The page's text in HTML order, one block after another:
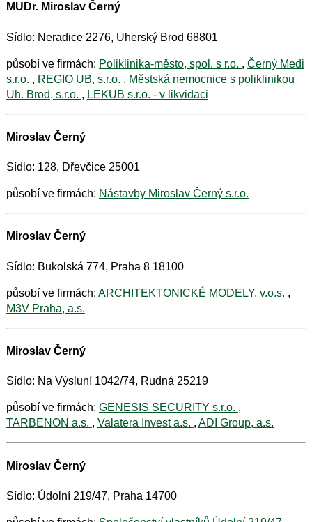
MUDr. Miroslav Černý
Sídlo: Neradice 2276, Uherský Brod 68801
působí ve firmách: Poliklinika-město, spol. s r.o. , Černý Medi
s.r.o. , REGIO UB, s.r.o. , Městská nemocnice s poliklinikou
Uh. Brod, s.r.o. , LEKUB s.r.o. - v likvidaci
Miroslav Černý
Sídlo: 128, Dřevčice 25001
působí ve firmách: Nástavby Miroslav Černý s.r.o.
Miroslav Černý
Sídlo: Bukolská 774, Praha 8 18100
působí ve firmách: ARCHITEKTONICKÉ MODELY, v.o.s. ,
M3V Praha, a.s.
Miroslav Černý
Sídlo: Na Výsluní 1042/74, Rudná 25219
působí ve firmách: GENESIS SECURITY s.r.o. ,
TARBENON a.s. , Valatera Invest a.s. , ADI Group, a.s.
Miroslav Černý
Sídlo: Údolní 219/47, Praha 14700